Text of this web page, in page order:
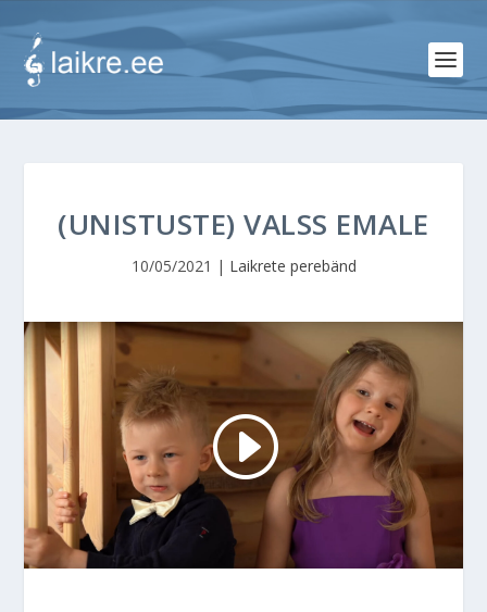
(UNISTUSTE) VALSS EMALE
10/05/2021 | Laikrete perebänd